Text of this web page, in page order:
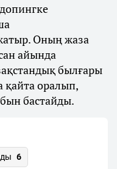
Оның жаза
айында
былғары
қайта оралып,
бастайды.
6